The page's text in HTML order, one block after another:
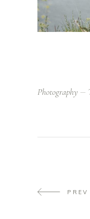
Photography
PREV